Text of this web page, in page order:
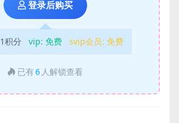
登录后购买
1积分 vip: 免费 svip会员: 免费
已有6 人解锁查看